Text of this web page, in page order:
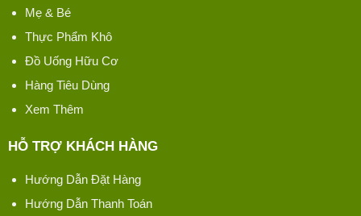
Mẹ & Bé
Thực Phẩm Khô
Đồ Uống Hữu Cơ
Hàng Tiêu Dùng
Xem Thêm
HỖ TRỢ KHÁCH HÀNG
Hướng Dẫn Đặt Hàng
Hướng Dẫn Thanh Toán